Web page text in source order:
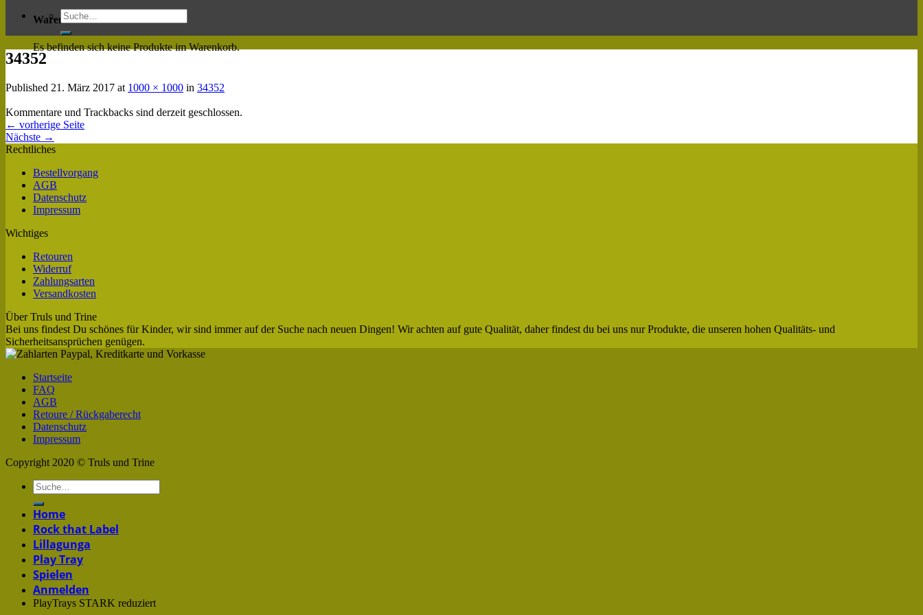
Warenkorb
Es befinden sich keine Produkte im Warenkorb.
34352
Published 21. März 2017 at 1000 × 1000 in 34352
Kommentare und Trackbacks sind derzeit geschlossen.
← vorherige Seite
Nächste →
Rechtliches
Bestellvorgang
AGB
Datenschutz
Impressum
Wichtiges
Retouren
Widerruf
Zahlungsarten
Versandkosten
Über Truls und Trine
Bei uns findest Du schönes für Kinder, wir sind immer auf der Suche nach neuen Dingen! Wir achten auf gute Qualität, daher findest du bei uns nur Produkte, die unseren hohen Qualitäts- und
Sicherheitsansprüchen genügen.
Startseite
FAQ
AGB
Retoure / Rückgaberecht
Datenschutz
Impressum
Copyright 2020 © Truls und Trine
Home
Rock that Label
Lillagunga
Play Tray
Spielen
Anmelden
PlayTrays STARK reduziert